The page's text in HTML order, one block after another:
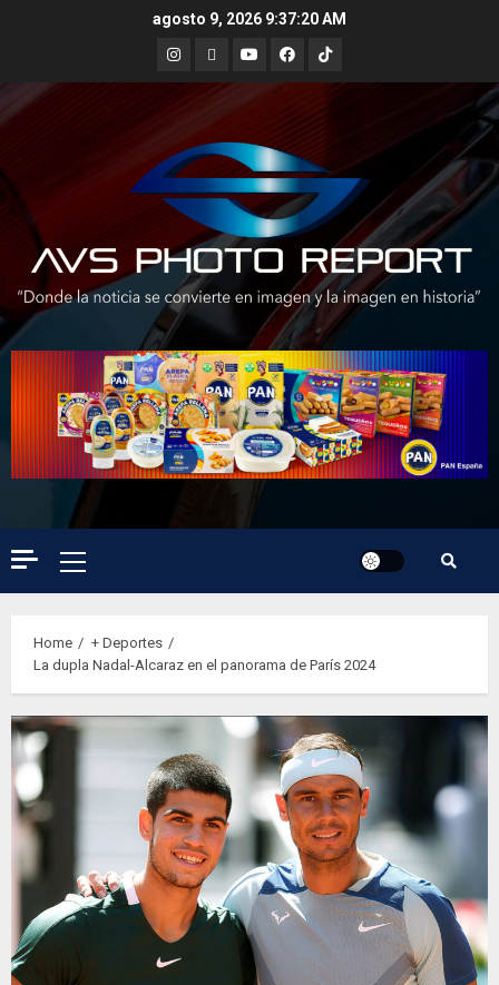
agosto 9, 2026 9:37:21 AM
Instagram
X YoutubeFacebook
TikTok
Primary
Menu
Home
+ Deportes
La dupla Nadal-Alcaraz en el panorama de París 2024